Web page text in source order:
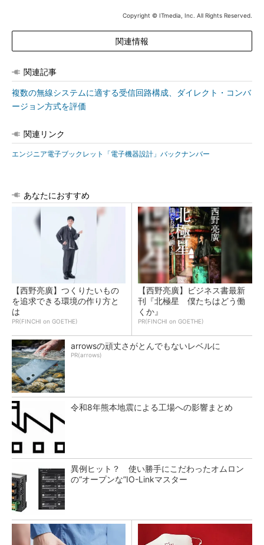
Copyright © ITmedia, Inc. All Rights Reserved.
関連情報
関連記事
複数の無線システムに適する受信回路構成、ダイレクト・コンバ
ージョン方式を評価
関連リンク
エンジニア電子ブックレット「電子機器設計」バックナンバー
あなたにおすすめ
【西野亮廣】つくりたいもの
を追求できる環境の作り方と
は
PR(FINCHI on GOETHE)
【西野亮廣】ビジネス書最新
刊『北極星 僕たちはどう働
くか』
PR(FINCHI on GOETHE)
arrowsの頑丈さがとんでもないレベルに
PR(arrows)
令和8年熊本地震による工場への影響まとめ
異例ヒット？ 使い勝手にこだわったオムロン
の“オープンな”IO-Linkマスター